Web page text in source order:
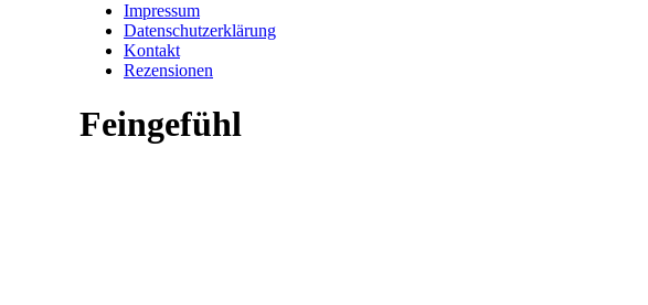
Impressum
Datenschutzerklärung
Kontakt
Rezensionen
Feingefühl